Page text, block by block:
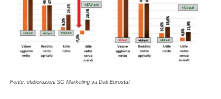
Fonte: elaborazioni SG Marketing su Dati Eurostat